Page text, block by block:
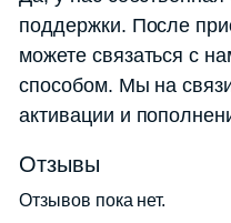
поддержки. После
можете связаться с
способом. Мы на
активации и
Отзывы
Отзывов пока нет.